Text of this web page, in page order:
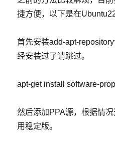
捷方便，以下是在
首先安装add-apt-
经安装过了请跳过。
apt-get install software-
然后添加PPA源，根据情
用稳定版。